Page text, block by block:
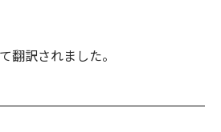
翻訳されました。